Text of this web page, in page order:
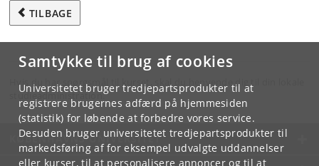
Samtykke til brug af cookies
Universitetet bruger tredjepartsprodukter til at
registrere brugernes adfærd på hjemmesiden
(statistik) for løbende at forbedre vores service.
Desuden bruger universitetet tredjepartsprodukter til
markedsføring af for eksempel udvalgte uddannelser
eller kurser, til at personalisere annoncer og til at
TILBAGE
Hvis du har spørgsmål til kurset, skal du henvende dig til din lokale
studieadministration.
KØBENHAVNS UNIVERSITET